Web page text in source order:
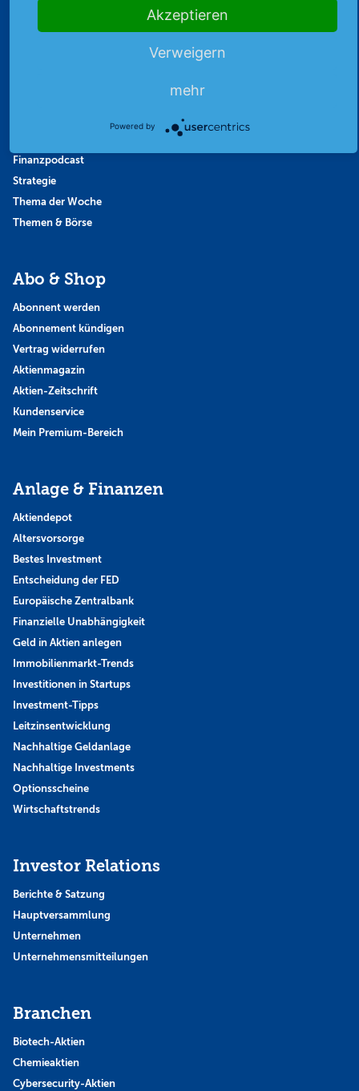
Highlights
Archiv
Finanzpodcast
Strategie
Thema der Woche
Themen & Börse
Abo & Shop
Abonnent werden
Abonnement kündigen
Vertrag widerrufen
Aktienmagazin
Aktien-Zeitschrift
Kundenservice
Mein Premium-Bereich
Anlage & Finanzen
Aktiendepot
Altersvorsorge
Bestes Investment
Entscheidung der FED
Europäische Zentralbank
Finanzielle Unabhängigkeit
Geld in Aktien anlegen
Immobilienmarkt-Trends
Investitionen in Startups
Investment-Tipps
Leitzinsentwicklung
Nachhaltige Geldanlage
Nachhaltige Investments
Optionsscheine
Wirtschaftstrends
Investor Relations
Berichte & Satzung
Hauptversammlung
Unternehmen
Unternehmensmitteilungen
Branchen
Biotech-Aktien
Chemieaktien
Cybersecurity-Aktien
Akzeptieren
Verweigern
mehr
Powered by